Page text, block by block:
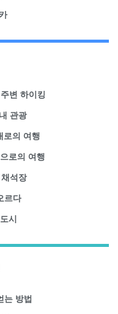
변 하이킹
관광
의 여행
로의 여행
석장
르다
시
는 방법